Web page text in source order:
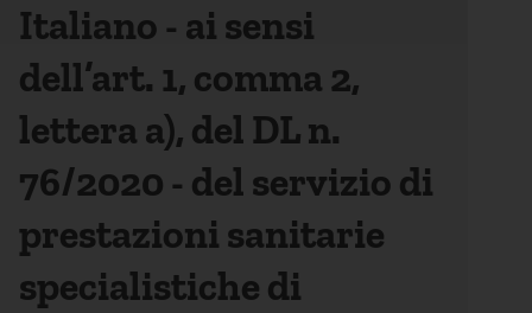
Italiano - ai sensi
dell’art. 1, comma 2,
lettera a), del DL n.
76/2020 - del servizio di
prestazioni sanitarie
specialistiche di